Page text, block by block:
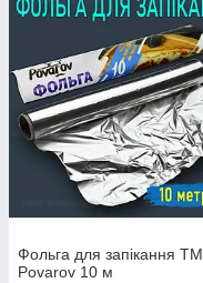
Фольга для запікання ТМ
Povarov 10 м